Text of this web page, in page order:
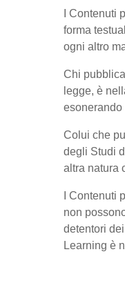
I Contenuti
forma
ogni altro
Chi
legge, è
esonerando
Colui che
degli Studi
altra natura
I Contenuti
non
detentori
Learning è